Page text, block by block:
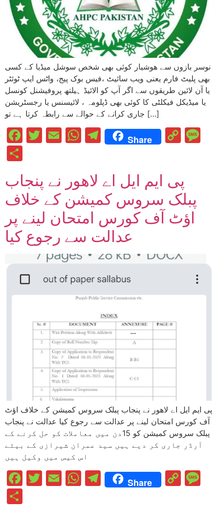
نوسر بازوں سے ھوشیار کوئی بھی شخص سوشل میڈیا کے کسی
بھی پلیٹ فارم یعنی ویب سائیٹ ،فیس بوک پیج، واٹس ایپ ٹوئٹر
یا آن لائین طریقوں سے اگر آپ کو الائیڈ ہیلتھ پروفیشنل کونسل
یا میڈیکل فیکلٹی کا کوئی بھی ڈپلومہ ، لائیسنس یا رجسٹریشن
جاری کرانے کے حوالے سے رابطہ کرتا ہے تو […]
Facebook
Twitter
EmailWhatsApp
Telegram
Share
Copy
پی ایم ایل اے لاھور نے پنجاب
پبلک سروس کمیشن کے خلاف
اؤٹ آف کورس امتحان لینے پر
عدالت سے رجوع کیا
پی ایم ایل اے لاھور نے پنجاب پبلک سروس کمیشن کے خلاف اؤٹ
آف کورس امتحان لینے پر عدالت سے رجوع کیا عدالت نے پنجاب
پبلک سروس کمیشن کو 15دن میں معاملات کو حل کرنے کے
آرڈر جاری کر دیے ہیں سید عمران شیرازی کے بیٹے
اس کیس میں وکیل ہیں
Facebook
Twitter
EmailWhatsApp
Telegram
Share
Copy